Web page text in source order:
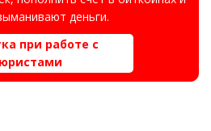
деньги.
при работе с
юристами